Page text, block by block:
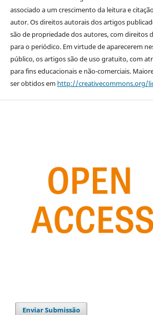
associado a um crescimento da leitura e
autor. Os direitos autorais dos artigos
são de propriedade dos autores, com direitos
para o periódico. Em virtude de aparecerem
público, os artigos são de uso gratuito, com
para fins educacionais e não-comerciais.
ser obtidos em http://creativecommons.org/
Enviar Submissão